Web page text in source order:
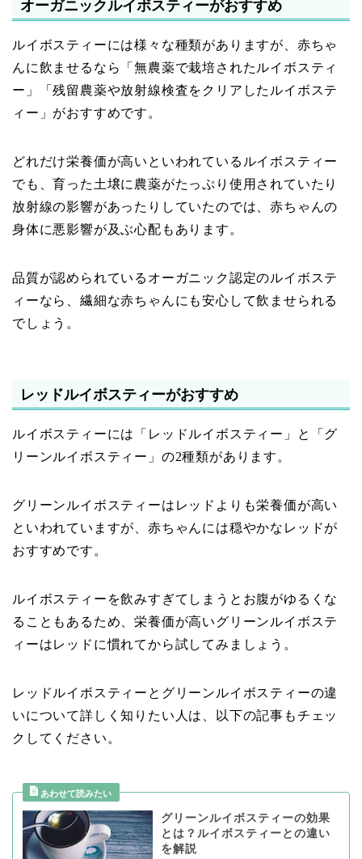
オーガニックルイボスティーがおすすめ
ルイボスティーには様々な種類がありますが、赤ちゃ
んに飲ませるなら「無農薬で栽培されたルイボスティ
ー」「残留農薬や放射線検査をクリアしたルイボステ
ィー」がおすすめです。
どれだけ栄養価が高いといわれているルイボスティー
でも、育った土壌に農薬がたっぷり使用されていたり
放射線の影響があったりしていたのでは、赤ちゃんの
身体に悪影響が及ぶ心配もあります。
品質が認められているオーガニック認定のルイボステ
ィーなら、繊細な赤ちゃんにも安心して飲ませられる
でしょう。
レッドルイボスティーがおすすめ
ルイボスティーには「レッドルイボスティー」と「グ
リーンルイボスティー」の2種類があります。
グリーンルイボスティーはレッドよりも栄養価が高い
といわれていますが、赤ちゃんには穏やかなレッドが
おすすめです。
ルイボスティーを飲みすぎてしまうとお腹がゆるくな
ることもあるため、栄養価が高いグリーンルイボステ
ィーはレッドに慣れてから試してみましょう。
レッドルイボスティーとグリーンルイボスティーの違
いについて詳しく知りたい人は、以下の記事もチェッ
クしてください。
グリーンルイボスティーの効果
とは？ルイボスティーとの違い
を解説